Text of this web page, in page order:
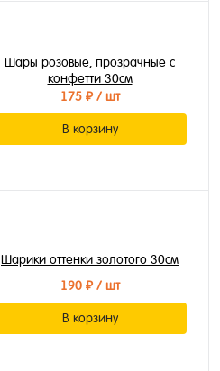
Шары розовые, прозрачные с
конфетти 30см
175 ₽/ шт
В корзину
Шарики оттенки золотого 30см
190 ₽/ шт
В корзину